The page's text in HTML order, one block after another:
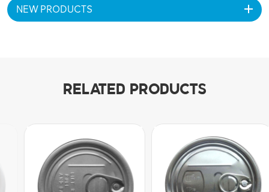
NEW PRODUCTS
RELATED PRODUCTS